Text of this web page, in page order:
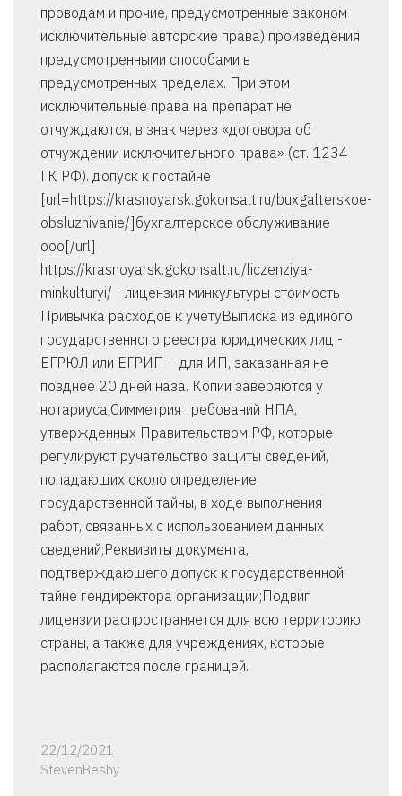
проводам и прочие, предусмотренные законом
исключительные авторские права) произведения
предусмотренными способами в
предусмотренных пределах. При этом
исключительные права на препарат не
отчуждаются, в знак через «договора об
отчуждении исключительного права» (ст. 1234
ГК РФ). допуск к гостайне
[url=https://krasnoyarsk.gokonsalt.ru/buxgalterskoe-
obsluzhivanie/]бухгалтерское обслуживание
ооо[/url]
https://krasnoyarsk.gokonsalt.ru/liczenziya-
minkulturyi/ - лицензия минкультуры стоимость
Привычка расходов к учетуВыписка из единого
государственного реестра юридических лиц -
ЕГРЮЛ или ЕГРИП – для ИП, заказанная не
позднее 20 дней наза. Копии заверяются у
нотариуса;Симметрия требований НПА,
утвержденных Правительством РФ, которые
регулируют ручательство защиты сведений,
попадающих около определение
государственной тайны, в ходе выполнения
работ, связанных с использованием данных
сведений;Реквизиты документа,
подтверждающего допуск к государственной
тайне гендиректора организации;Подвиг
лицензии распространяется для всю территорию
страны, а также для учреждениях, которые
располагаются после границей.
22/12/2021
StevenBeshy